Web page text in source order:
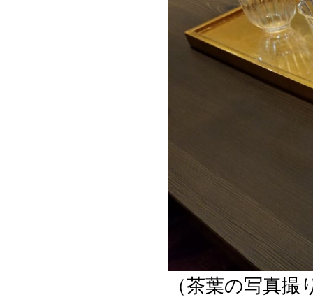
（茶葉の写真